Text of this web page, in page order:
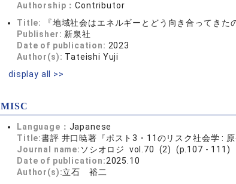
Authorship：Contributor
Title:
『地域社会はエネルギーとどう向き合ってき
Publisher: 新泉社
Date of publication: 2023
Author(s): Tateishi Yuji
display all >>
MISC
Language： Japanese
Title:書評 井口暁著『ポスト3・11のリスク社会学 :
Journal name: ソシオロジ vol.70 (2) (p.107 - 111)
Date of publication:2025.10
Author(s):立石 裕二